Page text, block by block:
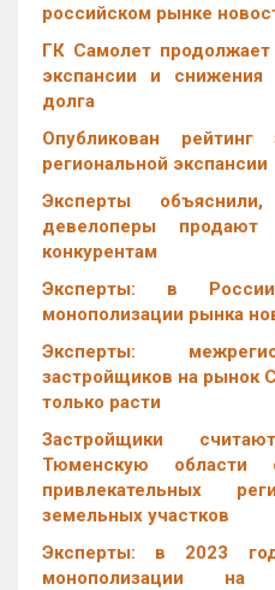
российском рынке
ГК Самолет продолжает
экспансии и снижения
долга
Опубликован
региональной экспансии
Эксперты
девелоперы
конкурентам
Эксперты: в
монополизации рынка
Эксперты:
застройщиков на рынок
только расти
Застройщики
Тюменскую области
привлекательных
земельных участков
Эксперты: в 2023
монополизации на